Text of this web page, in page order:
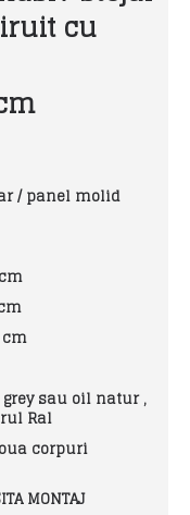
cu
panel molid
sau oil natur ,
Ral
corpuri
MONTAJ